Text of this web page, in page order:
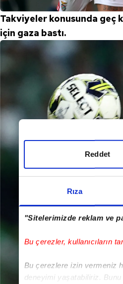
Rıza
"Sitelerimizde reklam ve
Bu çerezler, kullanıcıların
Bu çerezlere izin vermeniz
deneyimi yaşatabiliriz.
Reddet
Takviyeler konusunda geç
için gaza bastı.